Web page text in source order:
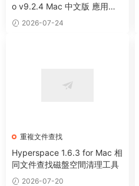
o v9.2.4 Mac 中文版 應用程
序卸載清理工具
2026-07-24
重複文件查找
Hyperspace 1.6.3 for Mac 相
同文件查找磁盤空間清理工具
2026-07-20